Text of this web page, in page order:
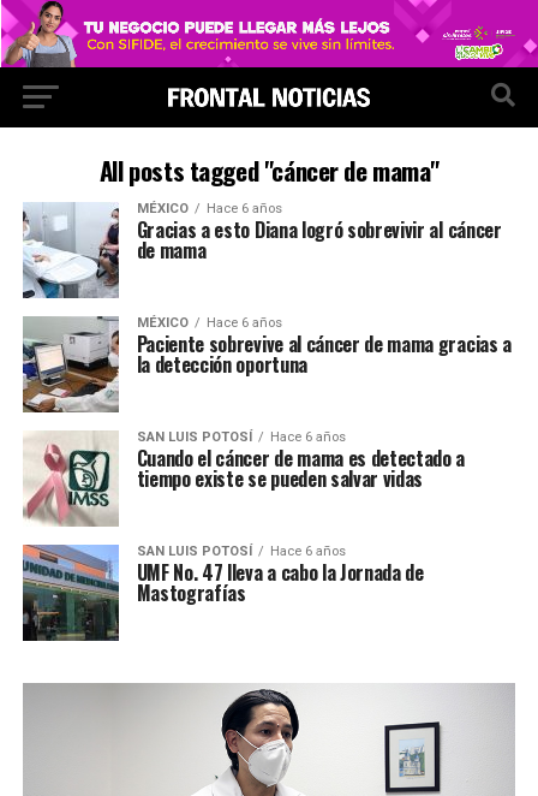
All posts tagged "cáncer de mama"
MÉXICO Hace 6 años
Gracias a esto Diana logró sobrevivir al cáncer
de mama
MÉXICO Hace 6 años
Paciente sobrevive al cáncer de mama gracias a
la detección oportuna
SAN LUIS POTOSÍ Hace 6 años
Cuando el cáncer de mama es detectado a
tiempo existe se pueden salvar vidas
SAN LUIS POTOSÍ Hace 6 años
UMF No. 47 lleva a cabo la Jornada de
Mastografías